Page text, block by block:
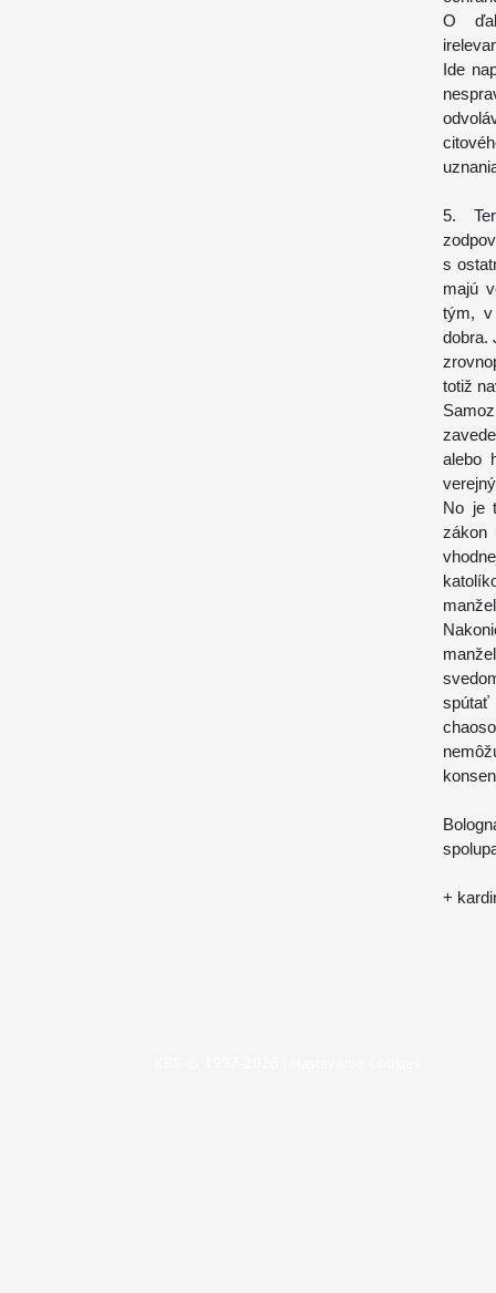
O
Ide
5.
s
majú
tým, v
dobra.
totiž
alebo
No je
zákon
+